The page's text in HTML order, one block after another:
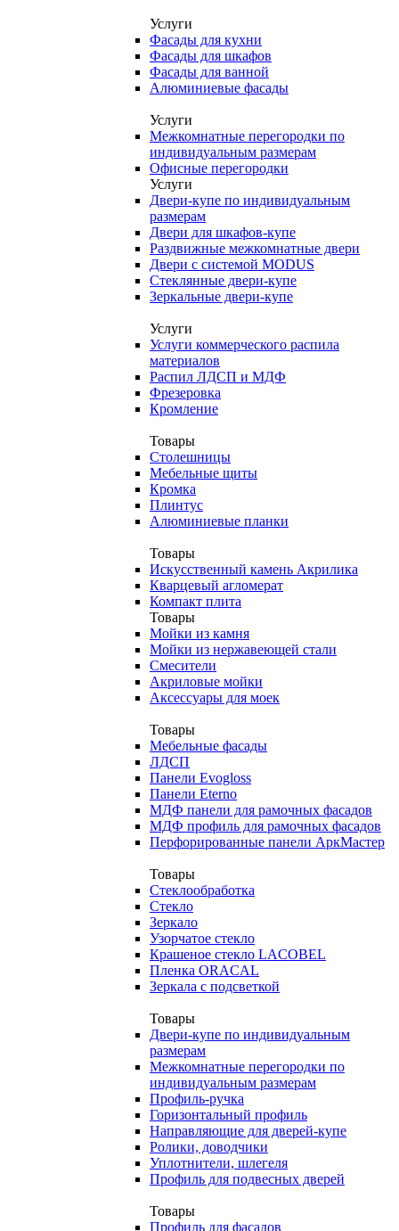
Услуги
Фасады для кухни
Фасады для шкафов
Фасады для ванной
Алюминиевые фасады
Услуги
Межкомнатные перегородки по
индивидуальным размерам
Офисные перегородки
Услуги
Двери-купе по индивидуальным
размерам
Двери для шкафов-купе
Раздвижные межкомнатные двери
Двери с системой MODUS
Стеклянные двери-купе
Зеркальные двери-купе
Услуги
Услуги коммерческого распила
материалов
Распил ЛДСП и МДФ
Фрезеровка
Кромление
Товары
Столешницы
Мебельные щиты
Кромка
Плинтус
Алюминиевые планки
Товары
Искусственный камень Акрилика
Кварцевый агломерат
Компакт плита
Товары
Мойки из камня
Мойки из нержавеющей стали
Смесители
Акриловые мойки
Аксессуары для моек
Товары
Мебельные фасады
ЛДСП
Панели Evogloss
Панели Eterno
МДФ панели для рамочных фасадов
МДФ профиль для рамочных фасадов
Перфорированные панели АркМастер
Товары
Стеклообработка
Стекло
Зеркало
Узорчатое стекло
Крашеное стекло LACOBEL
Пленка ORACAL
Зеркала с подсветкой
Товары
Двери-купе по индивидуальным
размерам
Межкомнатные перегородки по
индивидуальным размерам
Профиль-ручка
Горизонтальный профиль
Направляющие для дверей-купе
Ролики, доводчики
Уплотнители, шлегеля
Профиль для подвесных дверей
Товары
Профиль для фасадов